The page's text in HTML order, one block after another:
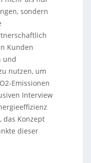
sondern
Kunden
und
nutzen, um
Emissionen
Interview
das Konzept
dieser